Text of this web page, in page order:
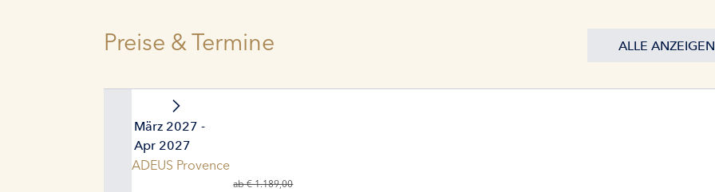
Preise & Termine ALLE ANZEIGEN
31. März 2027 -
07. Apr 2027
AMADEUS Provence
ab € 1.189,00